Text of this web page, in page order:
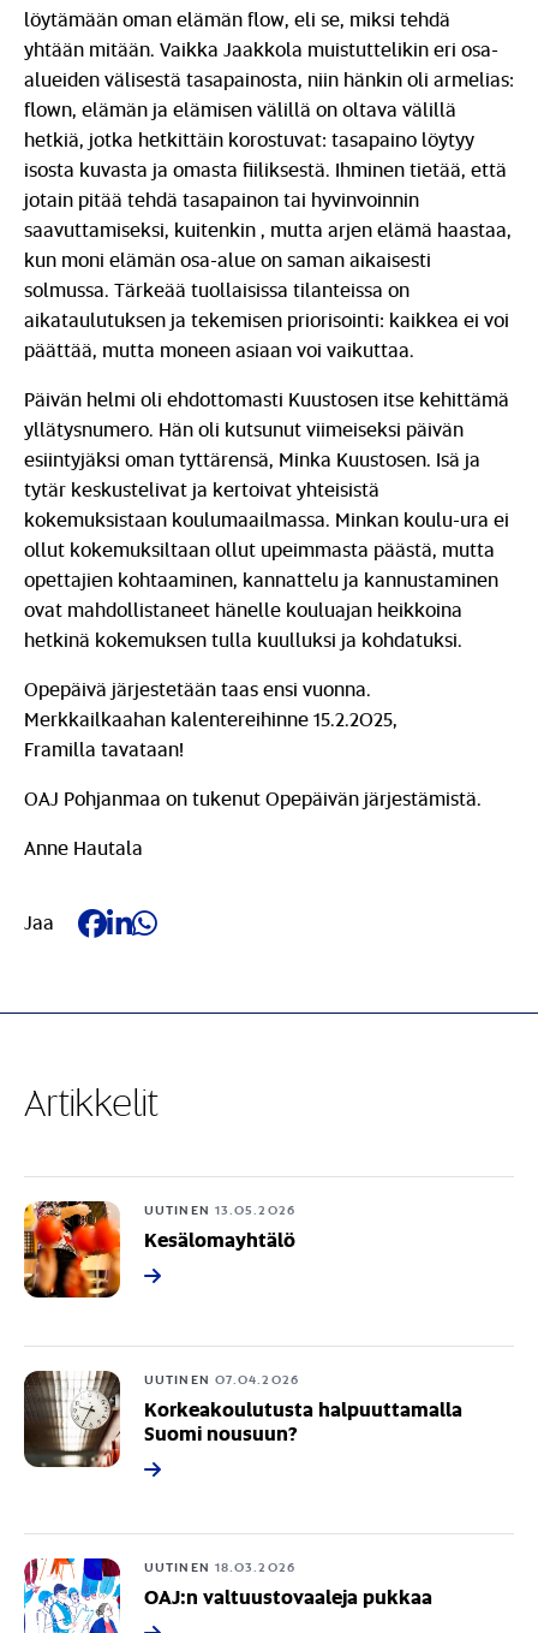
löytämään oman elämän flow, eli se, miksi tehdä
yhtään mitään. Vaikka Jaakkola muistuttelikin eri osa-
alueiden välisestä tasapainosta, niin hänkin oli armelias:
flown, elämän ja elämisen välillä on oltava välillä
hetkiä, jotka hetkittäin korostuvat: tasapaino löytyy
isosta kuvasta ja omasta fiiliksestä. Ihminen tietää, että
jotain pitää tehdä tasapainon tai hyvinvoinnin
saavuttamiseksi, kuitenkin , mutta arjen elämä haastaa,
kun moni elämän osa-alue on saman aikaisesti
solmussa. Tärkeää tuollaisissa tilanteissa on
aikataulutuksen ja tekemisen priorisointi: kaikkea ei voi
päättää, mutta moneen asiaan voi vaikuttaa.
Päivän helmi oli ehdottomasti Kuustosen itse kehittämä
yllätysnumero. Hän oli kutsunut viimeiseksi päivän
esiintyjäksi oman tyttärensä, Minka Kuustosen. Isä ja
tytär keskustelivat ja kertoivat yhteisistä
kokemuksistaan koulumaailmassa. Minkan koulu-ura ei
ollut kokemuksiltaan ollut upeimmasta päästä, mutta
opettajien kohtaaminen, kannattelu ja kannustaminen
ovat mahdollistaneet hänelle kouluajan heikkoina
hetkinä kokemuksen tulla kuulluksi ja kohdatuksi.
Opepäivä järjestetään taas ensi vuonna.
Merkkailkaahan kalentereihinne 15.2.2025,
Framilla tavataan!
OAJ Pohjanmaa on tukenut Opepäivän järjestämistä.
Anne Hautala
Jaa Jaa Facebookissa
Jaa LinkedIn:ssä
Jaa Whatsappissa
Artikkelit
UUTINEN 13.05.2026
Kesälomayhtälö
UUTINEN 07.04.2026
Korkeakoulutusta halpuuttamalla
Suomi nousuun?
UUTINEN 18.03.2026
OAJ:n valtuustovaaleja pukkaa